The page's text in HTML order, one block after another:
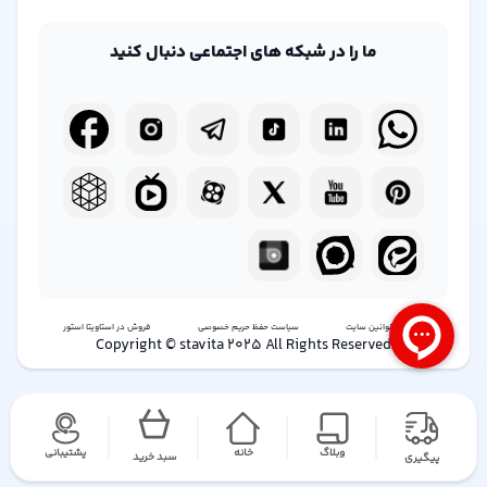
عالی برای مردانی است که به دنبال ترکیبی از لوکس، جذابیت و
ماندگاری
پشتیبانی سبد خرید خانه وبلاگ پیگیری
ما را در شبکه های اجتماعی دنبال کنید
شرایط و قوانین سایت سیاست حفظ حریم خصوصی فروش در استاویتا استور
Copyright © stavita 2025 All Rights Reserved